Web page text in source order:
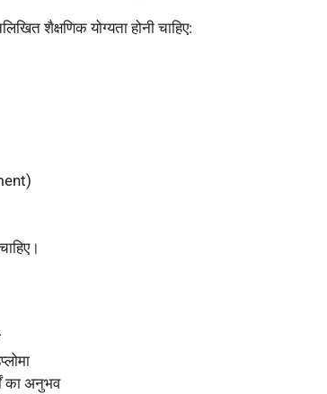
शैक्षणिक योग्यता होनी चाहिए:
का अनुभव